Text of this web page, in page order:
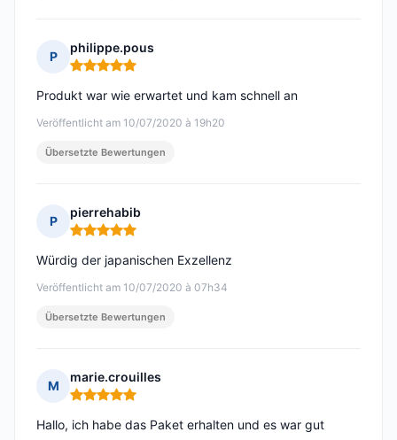
P
philippe.pous
Hinweis: 5 von 5
Veröffentlicht am 10/07/2020 à 19h20
Produkt war wie erwartet und kam schnell an
Übersetzte Bewertungen
P
pierrehabib
Hinweis: 5 von 5
Veröffentlicht am 10/07/2020 à 07h34
Würdig der japanischen Exzellenz
Übersetzte Bewertungen
M
marie.crouilles
Hinweis: 5 von 5
Hallo, ich habe das Paket erhalten und es war gut